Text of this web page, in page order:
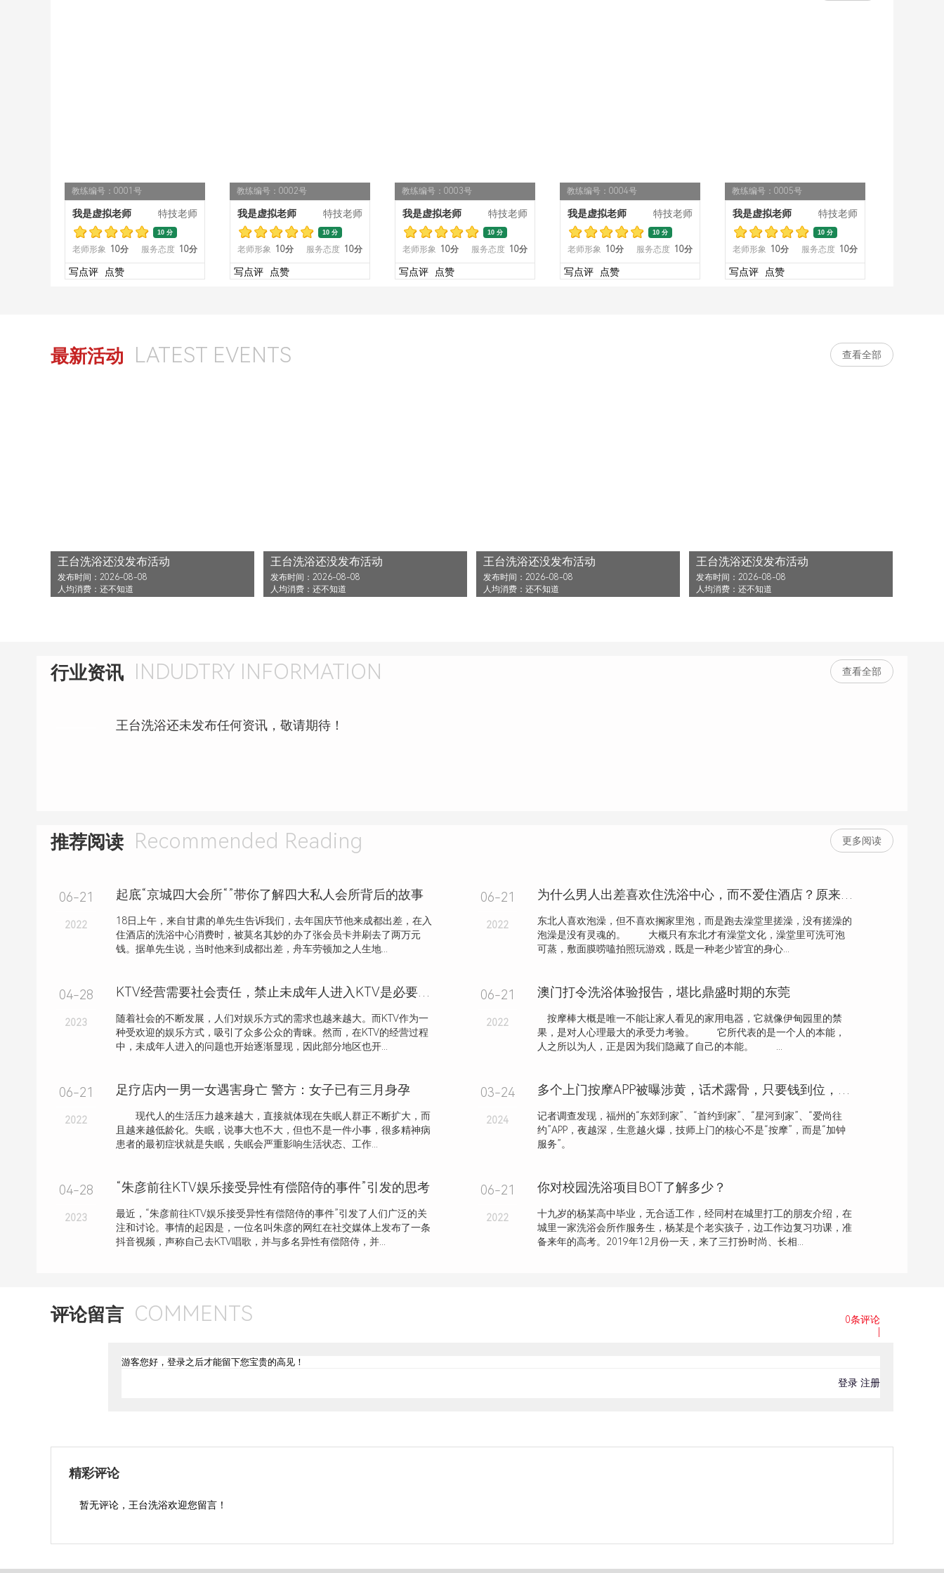
教练编号：0001号
我是虚拟老师 特技老师
10 分
老师形象 10分 服务态度 10分
写点评 点赞
教练编号：0002号
我是虚拟老师 特技老师
10 分
老师形象 10分 服务态度 10分
写点评 点赞
教练编号：0003号
我是虚拟老师 特技老师
10 分
老师形象 10分 服务态度 10分
写点评 点赞
教练编号：0004号
我是虚拟老师 特技老师
10 分
老师形象 10分 服务态度 10分
写点评 点赞
教练编号：0005号
我是虚拟老师 特技老师
10 分
老师形象 10分 服务态度 10分
写点评 点赞
最新活动 LATEST EVENTS 查看全部
王台洗浴还没发布活动
发布时间：2026-08-08
人均消费：还不知道
王台洗浴还没发布活动
发布时间：2026-08-08
人均消费：还不知道
王台洗浴还没发布活动
发布时间：2026-08-08
人均消费：还不知道
王台洗浴还没发布活动
发布时间：2026-08-08
人均消费：还不知道
行业资讯 INDUDTRY INFORMATION 查看全部
王台洗浴还未发布任何资讯，敬请期待！
推荐阅读 Recommended Reading 更多阅读
06-21
2022
起底“京城四大会所“”带你了解四大私人会所背后的故事
18日上午，来自甘肃的单先生告诉我们，去年国庆节他来成都出差，在入
住酒店的洗浴中心消费时，被莫名其妙的办了张会员卡并刷去了两万元
钱。据单先生说，当时他来到成都出差，舟车劳顿加之人生地...
06-21
2022
东北人喜欢泡澡，但不喜欢搁家里泡，而是跑去澡堂里搓澡，没有搓澡的
泡澡是没有灵魂的。 大概只有东北才有澡堂文化，澡堂里可洗可泡
可蒸，敷面膜唠嗑拍照玩游戏，既是一种老少皆宜的身心...
04-28
2023
随着社会的不断发展，人们对娱乐方式的需求也越来越大。而KTV作为一
种受欢迎的娱乐方式，吸引了众多公众的青睐。然而，在KTV的经营过程
中，未成年人进入的问题也开始逐渐显现，因此部分地区也开...
06-21
2022
澳门打令洗浴体验报告，堪比鼎盛时期的东莞
按摩棒大概是唯一不能让家人看见的家用电器，它就像伊甸园里的禁
果，是对人心理最大的承受力考验。 它所代表的是一个人的本能，
人之所以为人，正是因为我们隐藏了自己的本能。 ...
06-21
2022
足疗店内一男一女遇害身亡 警方：女子已有三月身孕
现代人的生活压力越来越大，直接就体现在失眠人群正不断扩大，而
且越来越低龄化。失眠，说事大也不大，但也不是一件小事，很多精神病
患者的最初症状就是失眠，失眠会严重影响生活状态、工作...
03-24
2024
记者调查发现，福州的“东郊到家”、“首约到家”、“星河到家”、“爱尚往
约”APP，夜越深，生意越火爆，技师上门的核心不是“按摩”，而是“加钟
服务”。
04-28
2023
“朱彦前往KTV娱乐接受异性有偿陪侍的事件”引发的思考
最近，“朱彦前往KTV娱乐接受异性有偿陪侍的事件”引发了人们广泛的关
注和讨论。事情的起因是，一位名叫朱彦的网红在社交媒体上发布了一条
抖音视频，声称自己去KTV唱歌，并与多名异性有偿陪侍，并...
06-21
2022
你对校园洗浴项目BOT了解多少？
十九岁的杨某高中毕业，无合适工作，经同村在城里打工的朋友介绍，在
城里一家洗浴会所作服务生，杨某是个老实孩子，边工作边复习功课，准
备来年的高考。2019年12月份一天，来了三打扮时尚、长相...
评论留言 COMMENTS 0条评论
登录 注册
精彩评论
暂无评论，王台洗浴欢迎您留言！